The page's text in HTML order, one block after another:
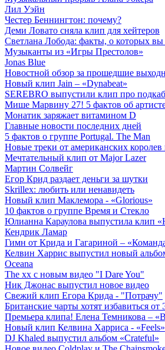
Лил Уэйн
Честер Беннингтон: почему?
Деми Ловато сняла клип для хейтеров
Светлана Лобода: факты, о которых вы
Музыканты из «Игры Престолов»
Jonas Blue
Новостной обзор за прошедшие
Новый клип Jain – «Dynabeat»
SEREBRO выпустили клип про
Мише Марвину 27! 5 фактов об
Монатик заряжает витамином D
Главные новости последних дней
5 фактов о группе Portugal. The Man
Новые треки от американских
Мечтательный клип от Major Lazer
Мартин Солвейг
Егор Крид раздает деньги за шутки
Skrillex: любить или ненавидеть
Новый клип Маклемора - «Glorious»
10 фактов о группе Время и Стекло
Юлианна Караулова выпустила клип
Кендрик Ламар
Гимн от Крида и Гагариной –
Келвин Харрис выпустил новый
Oceana
The xx с новым видео "I Dare You"
Ник Джонас выпустил новое видео
Свежий клип Егора Крида - "Потрачу"
Британские чарты хотят избавиться
Премьера клипа! Елена Темникова –
Новый клип Келвина Харриса - «Feels»
DJ Khaled выпустил альбом «Crateful»